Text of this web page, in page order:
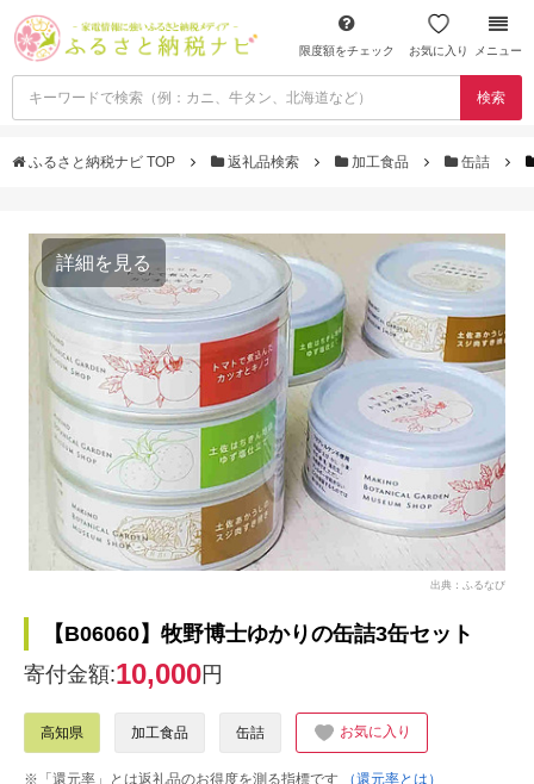
限度額をチェック お気に入り メニュー
検索
ふるさと納税ナビ TOP 返礼品検索 加工食品 缶詰
詳細を見る
出典：ふるなび
【B06060】牧野博士ゆかりの缶詰3缶セット
寄付金額:10,000円
高知県 加工食品 缶詰 お気に入り
※「還元率」とは返礼品のお得度を測る指標です
（還元率とは）